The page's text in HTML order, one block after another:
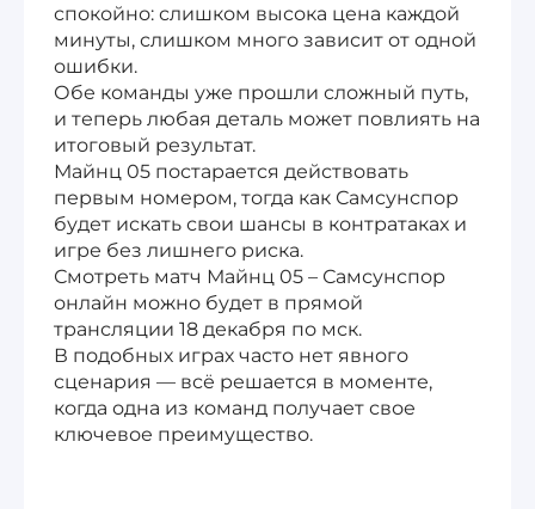
спокойно: слишком высока цена каждой
минуты, слишком много зависит от одной
ошибки.
Обе команды уже прошли сложный путь,
и теперь любая деталь может повлиять на
итоговый результат.
Майнц 05 постарается действовать
первым номером, тогда как Самсунспор
будет искать свои шансы в контратаках и
игре без лишнего риска.
Смотреть матч Майнц 05 – Самсунспор
онлайн можно будет в прямой
трансляции 18 декабря по мск.
В подобных играх часто нет явного
сценария — всё решается в моменте,
когда одна из команд получает свое
ключевое преимущество.